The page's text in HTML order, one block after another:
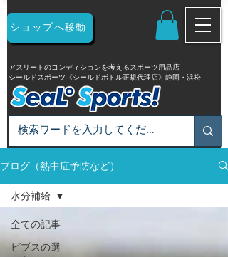
アスリートのコンディションを考えるスポーツ用品店
シールドスポーツ《シールドボトル正規代理店》静岡・浜松
ショップへ移動
ブログ（熱中症予防など）
全ての記事
ビブスの選
水分補給